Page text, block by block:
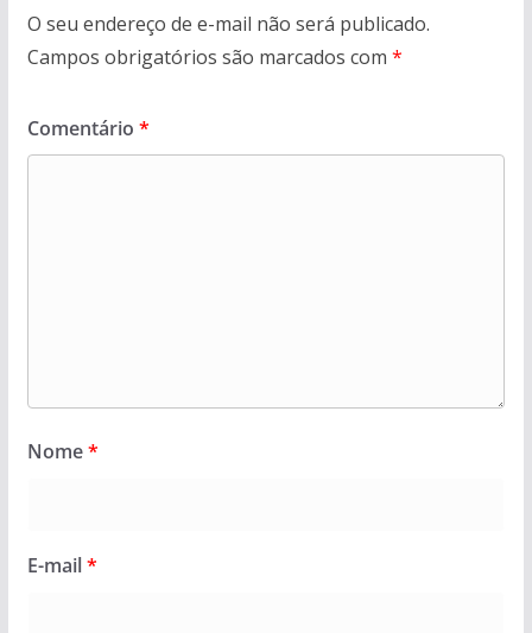
O seu endereço de e-mail não será publicado.
Campos obrigatórios são marcados com *
Comentário *
Nome*
E-mail*